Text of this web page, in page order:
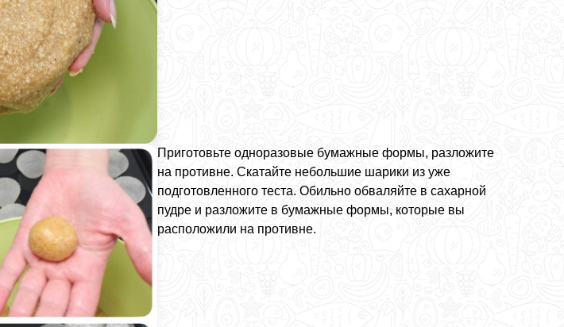
Приготовьте одноразовые бумажные формы, разложите
на противне. Скатайте небольшие шарики из уже
подготовленного теста. Обильно обваляйте в сахарной
пудре и разложите в бумажные формы, которые вы
расположили на противне.